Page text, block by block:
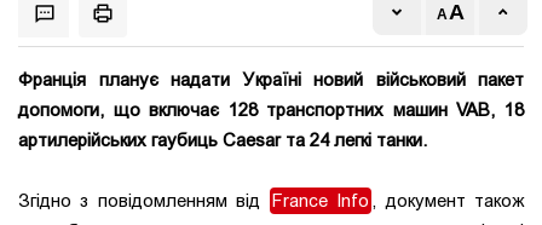
Франція планує надати Україні новий військовий пакет
допомоги, що включає 128 транспортних машин VAB, 18
артилерійських гаубиць Caesar та 24 легкі танки.
Згідно з повідомленням від France Info , документ також